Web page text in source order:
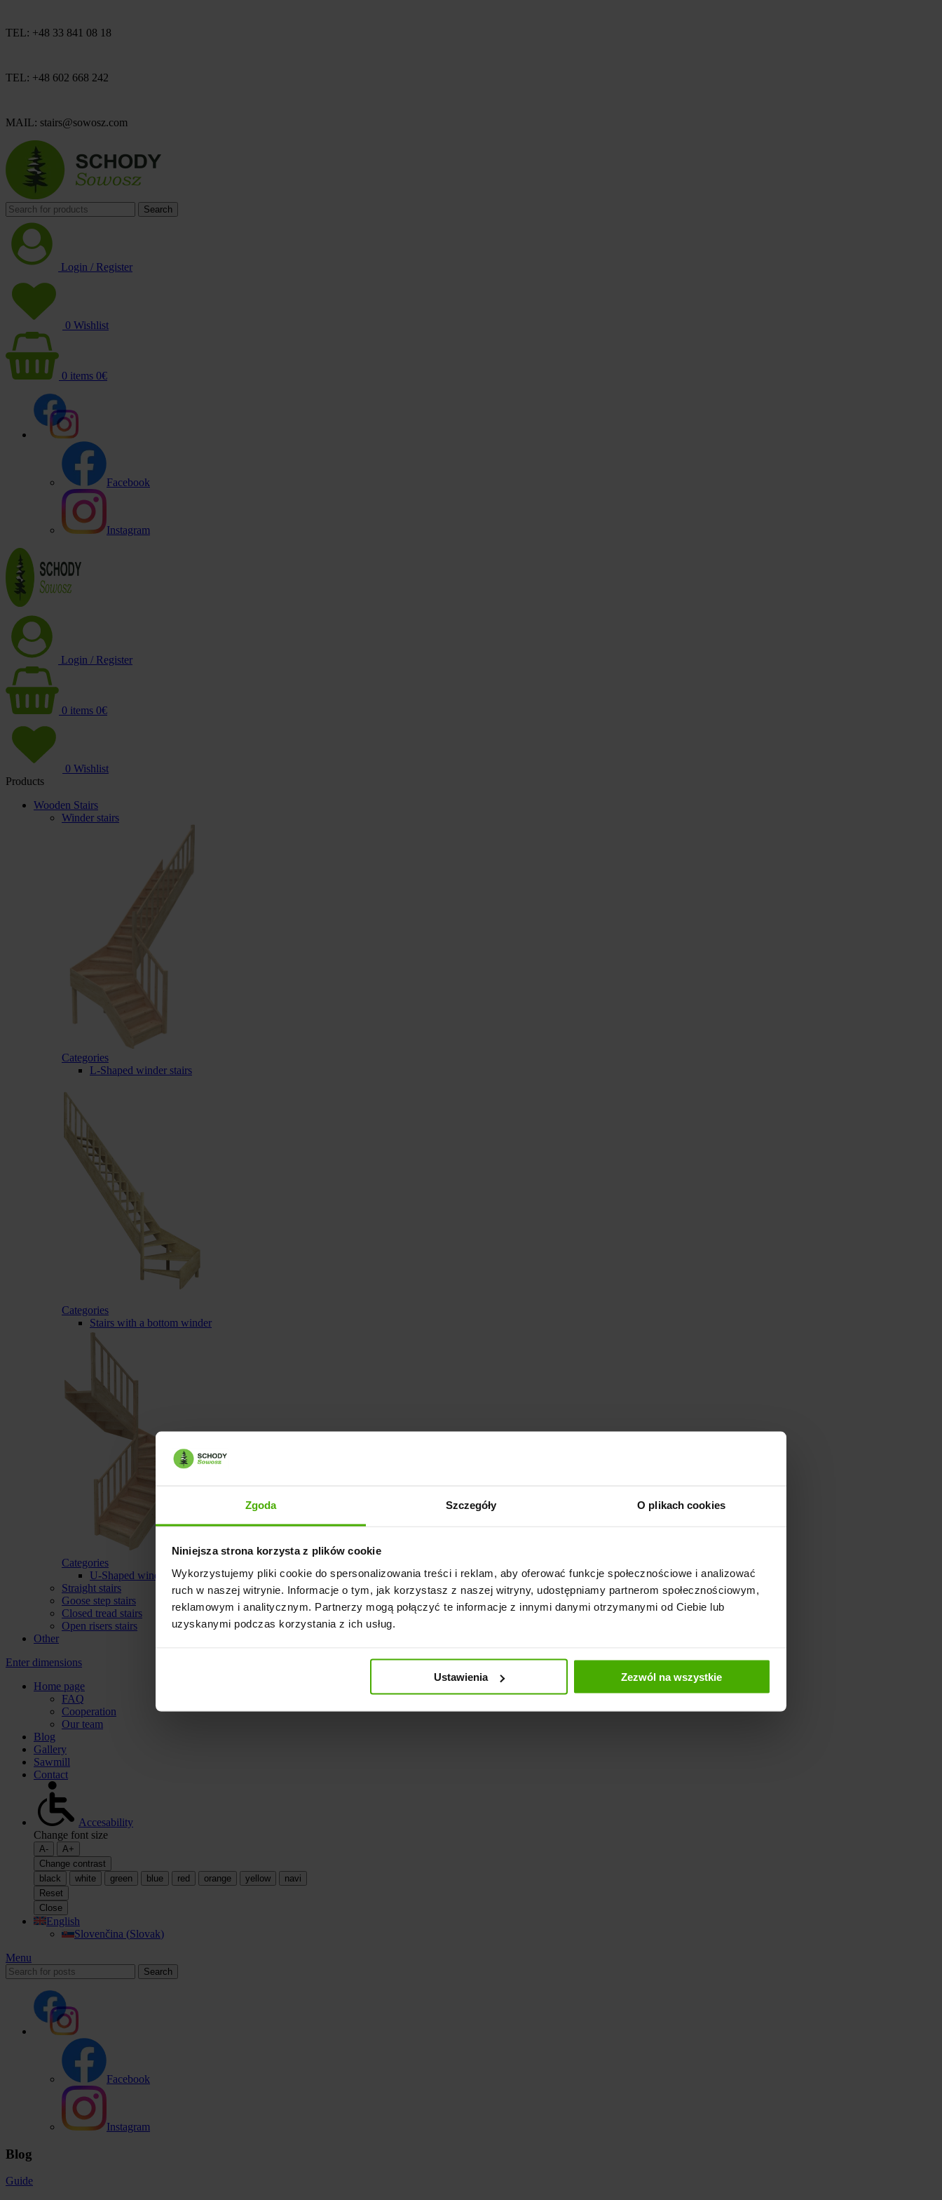
Zgoda Szczegóły O plikach cookies
Niniejsza strona korzysta z plików cookie
Wykorzystujemy pliki cookie do spersonalizowania treści i reklam, aby oferować funkcje społecznościowe i analizować
ruch w naszej witrynie. Informacje o tym, jak korzystasz z naszej witryny, udostępniamy partnerom społecznościowym,
reklamowym i analitycznym. Partnerzy mogą połączyć te informacje z innymi danymi otrzymanymi od Ciebie lub
uzyskanymi podczas korzystania z ich usług.
Ustawienia Zezwól na wszystkie
TEL: +48 33 841 08 18
TEL: +48 602 668 242
MAIL: stairs@sowosz.com
Search
Login / Register
0 Wishlist
0 items 0€
Facebook
Instagram
Login / Register
0 items 0€
0 Wishlist
Products
Wooden Stairs
Winder stairs
Categories
L-Shaped winder stairs
Categories
Stairs with a bottom winder
Categories
U-Shaped winder stairs
Straight stairs
Goose step stairs
Closed tread stairs
Open risers stairs
Other
Enter dimensions
Home page
FAQ
Cooperation
Our team
Blog
Gallery
Sawmill
Contact
Accesability
Change font size
A-
A+
Change contrast
black
white green blue red orange yellow
navi
Reset
Close
English
Slovenčina (Slovak)
Menu
Search
Facebook
Instagram
Blog
Guide